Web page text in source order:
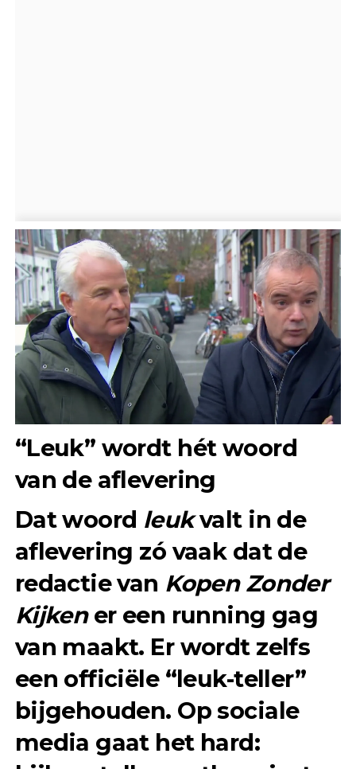
“Leuk” wordt hét woord
van de aflevering
Dat woord leukvalt in de
aflevering zó vaak dat de
redactie van Kopen Zonder
Kijkener een running gag
van maakt. Er wordt zelfs
een officiële “leuk-teller”
bijgehouden. Op sociale
media gaat het hard: